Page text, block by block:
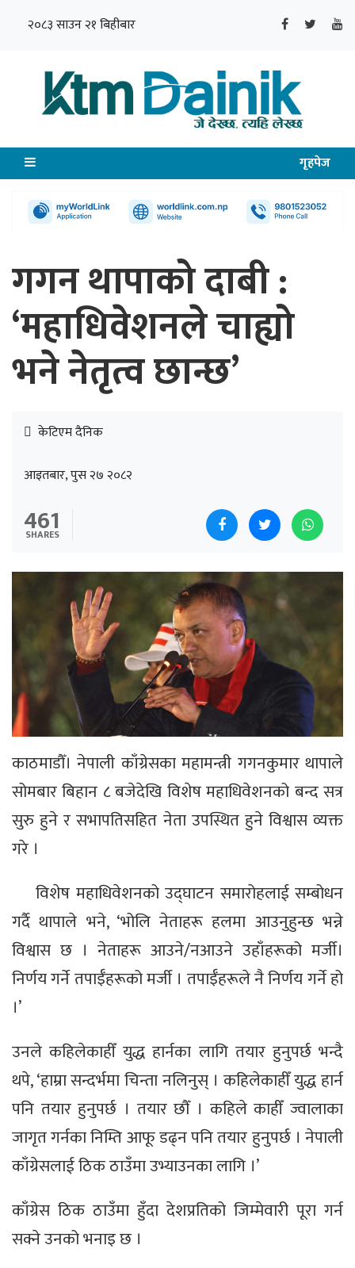
२०८३ साउन २१ बिहीबार
गृहपेज
गगन थापाको दाबी :
‘महाधिवेशनले चाह्यो
भने नेतृत्व छान्छ’
केटिएम दैनिक
आइतबार, पुस २७ २०८२
461
SHARES
काठमाडौँ। नेपाली काँग्रेसका महामन्त्री गगनकुमार थापाले
सोमबार बिहान ८ बजेदेखि विशेष महाधिवेशनको बन्द सत्र
सुरु हुने र सभापतिसहित नेता उपस्थित हुने विश्वास व्यक्त
गरे ।
विशेष महाधिवेशनको उद्घाटन समारोहलाई सम्बोधन
गर्दै थापाले भने, ‘भोलि नेताहरू हलमा आउनुहुन्छ भन्ने
विश्वास छ । नेताहरू आउने/नआउने उहाँहरूको मर्जी।
निर्णय गर्ने तपाईँहरूको मर्जी । तपाईँहरूले नै निर्णय गर्ने हो
।’
उनले कहिलेकाहीँ युद्ध हार्नका लागि तयार हुनुपर्छ भन्दै
थपे, ‘हाम्रा सन्दर्भमा चिन्ता नलिनुस् । कहिलेकाहीँ युद्ध हार्न
पनि तयार हुनुपर्छ । तयार छौँ । कहिले काहीँ ज्वालाका
जागृत गर्नका निम्ति आफू डढ्न पनि तयार हुनुपर्छ । नेपाली
काँग्रेसलाई ठिक ठाउँमा उभ्याउनका लागि ।’
काँग्रेस ठिक ठाउँमा हुँदा देशप्रतिको जिम्मेवारी पूरा गर्न
सक्ने उनको भनाइ छ ।